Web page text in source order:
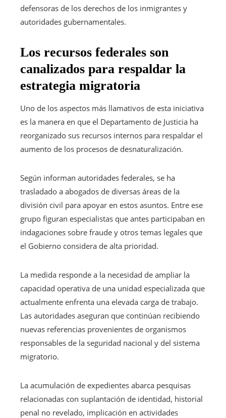
defensoras de los derechos de los inmigrantes y
autoridades gubernamentales.
Los recursos federales son
canalizados para respaldar la
estrategia migratoria
Uno de los aspectos más llamativos de esta iniciativa
es la manera en que el Departamento de Justicia ha
reorganizado sus recursos internos para respaldar el
aumento de los procesos de desnaturalización.
Según informan autoridades federales, se ha
trasladado a abogados de diversas áreas de la
división civil para apoyar en estos asuntos. Entre ese
grupo figuran especialistas que antes participaban en
indagaciones sobre fraude y otros temas legales que
el Gobierno considera de alta prioridad.
La medida responde a la necesidad de ampliar la
capacidad operativa de una unidad especializada que
actualmente enfrenta una elevada carga de trabajo.
Las autoridades aseguran que continúan recibiendo
nuevas referencias provenientes de organismos
responsables de la seguridad nacional y del sistema
migratorio.
La acumulación de expedientes abarca pesquisas
relacionadas con suplantación de identidad, historial
penal no revelado, implicación en actividades